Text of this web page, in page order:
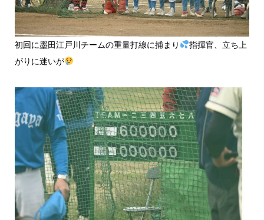
初回に墨田江戸川チームの重量打線に捕まり
指揮官、立ち上
がりに迷いが